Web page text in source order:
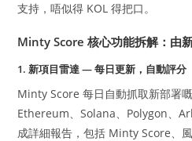
支持，唔似得 KOL 得把口。
Minty Score 核心功能拆解：由
1. 新項目雷達 — 每日更新，自動評分
Minty Score 每日自動抓取新部署
Ethereum、Solana、Polygon、
成詳細報告，包括 Minty Score、